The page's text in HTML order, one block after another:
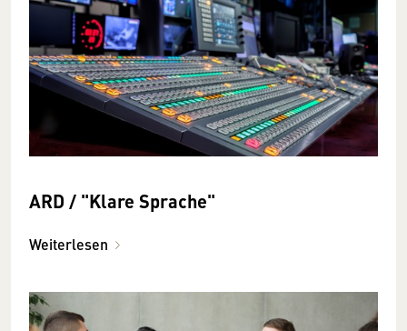
ARD / "Klare Sprache"
Weiterlesen